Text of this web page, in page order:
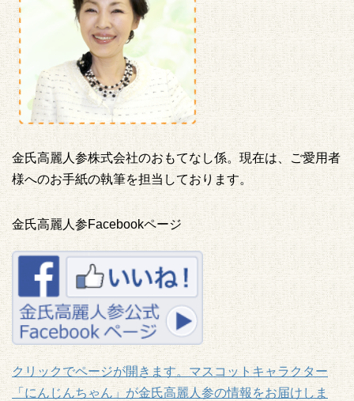
金氏高麗人参株式会社のおもてなし係。現在は、ご愛用者
様へのお手紙の執筆を担当しております。
金氏高麗人参Facebookページ
クリックでページが開きます。マスコットキャラクター
「にんじんちゃん」が金氏高麗人参の情報をお届けしま